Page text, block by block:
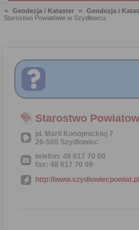
Geodezja i Kataster
Geodezja i
Starostwo Powiatowe w Szydłowcu
Starostwo
pl. Marii Konopnickiej 7
26-500 Szydłowiec
telefon: 48 617 70 00
fax: 48 617 70 09
http://www.szydlowiecpowiat.pl